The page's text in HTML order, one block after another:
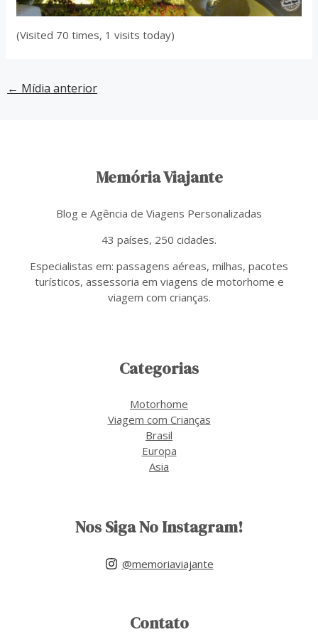
(Visited 70 times, 1 visits today)
← Mídia anterior
Memória Viajante
Blog e Agência de Viagens Personalizadas
43 países, 250 cidades.
Especialistas em: passagens aéreas, milhas, pacotes
turísticos, assessoria em viagens de motorhome e
viagem com crianças.
Categorias
Motorhome
Viagem com Crianças
Brasil
Europa
Asia
Nos Siga No Instagram!
@memoriaviajante
Contato